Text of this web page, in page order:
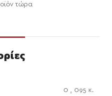
τώρα
0 , 095 κ.